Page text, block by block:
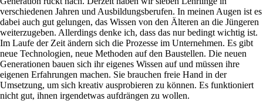
verschiedenen Jahren und Ausbildungsberufen. In meinen Augen ist es
dabei auch gut gelungen, das Wissen von den Älteren an die Jüngeren
weiterzugeben. Allerdings denke ich, dass das nur bedingt wichtig ist.
Im Laufe der Zeit ändern sich die Prozesse im Unternehmen. Es gibt
neue Technologien, neue Methoden auf den Baustellen. Die neuen
Generationen bauen sich ihr eigenes Wissen auf und müssen ihre
eigenen Erfahrungen machen. Sie brauchen freie Hand in der
Umsetzung, um sich kreativ ausprobieren zu können. Es funktioniert
nicht gut, ihnen irgendetwas aufdrängen zu wollen.